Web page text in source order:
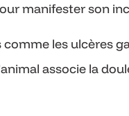
manifester son
les ulcères
associe la